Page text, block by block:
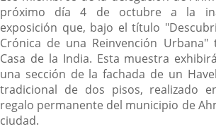
próximo día 4 de octubre a la
exposición que, bajo el título
Crónica de una Reinvención
Casa de la India. Esta muestra
una sección de la fachada de un
tradicional de dos pisos, realizado
regalo permanente del municipio de
ciudad.